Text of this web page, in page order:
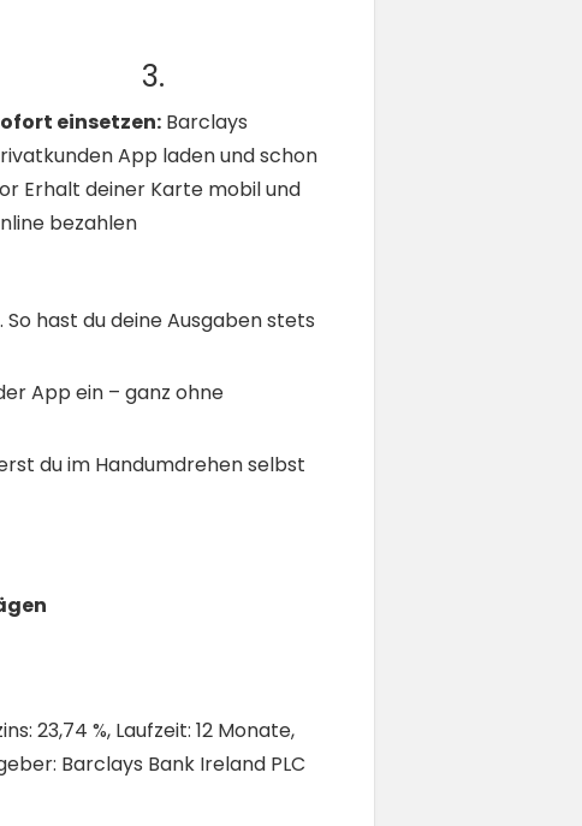
3.
einsetzen: Barclays
App laden und schon
Erhalt deiner Karte mobil und
bezahlen
hast du deine Ausgaben stets
App ein – ganz ohne
du im Handumdrehen selbst
23,74 %, Laufzeit: 12 Monate,
Barclays Bank Ireland PLC